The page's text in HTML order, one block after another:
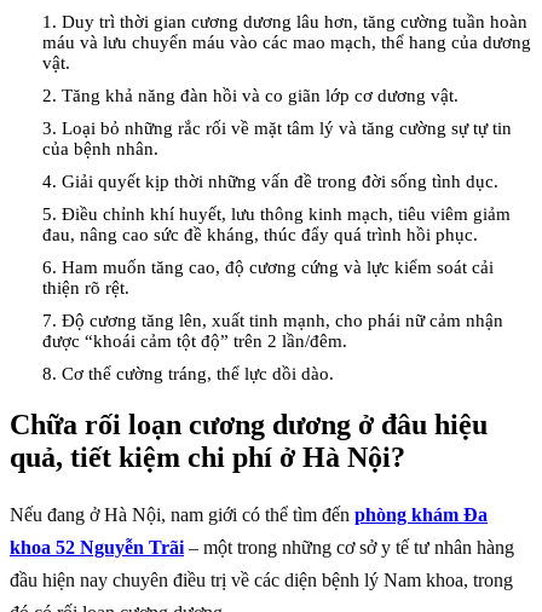
1. Duy trì thời gian cương dương lâu hơn, tăng cường tuần hoàn
máu và lưu chuyển máu vào các mao mạch, thể hang của dương
vật.
2. Tăng khả năng đàn hồi và co giãn lớp cơ dương vật.
3. Loại bỏ những rắc rối về mặt tâm lý và tăng cường sự tự tin
của bệnh nhân.
4. Giải quyết kịp thời những vấn đề trong đời sống tình dục.
5. Điều chỉnh khí huyết, lưu thông kinh mạch, tiêu viêm giảm
đau, nâng cao sức đề kháng, thúc đẩy quá trình hồi phục.
6. Ham muốn tăng cao, độ cương cứng và lực kiểm soát cải
thiện rõ rệt.
7. Độ cương tăng lên, xuất tinh mạnh, cho phái nữ cảm nhận
được “khoái cảm tột độ” trên 2 lần/đêm.
8. Cơ thể cường tráng, thể lực dồi dào.
Chữa rối loạn cương dương ở đâu hiệu
quả, tiết kiệm chi phí ở Hà Nội?
Nếu đang ở Hà Nội, nam giới có thể tìm đến phòng khám Đa
khoa 52 Nguyễn Trãi – một trong những cơ sở y tế tư nhân hàng
đầu hiện nay chuyên điều trị về các diện bệnh lý Nam khoa, trong